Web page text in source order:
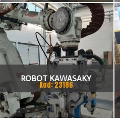
ROBOT KAWASAKY
Kod: 23186